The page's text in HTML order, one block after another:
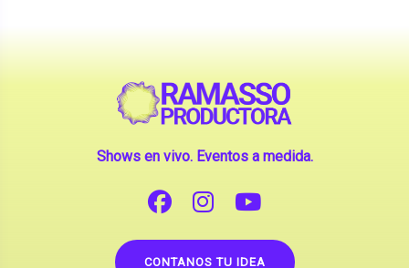
Shows en vivo. Eventos a medida.
CONTANOS TU IDEA